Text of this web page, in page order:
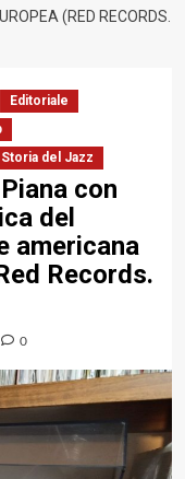
(RED RECORDS.
Editoriale
Storia del Jazz
con
del
americana
Records.
0